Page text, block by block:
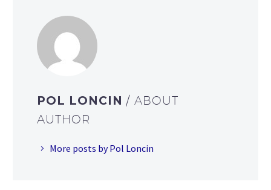
POL LONCIN/ ABOUT
AUTHOR
More posts by Pol Loncin